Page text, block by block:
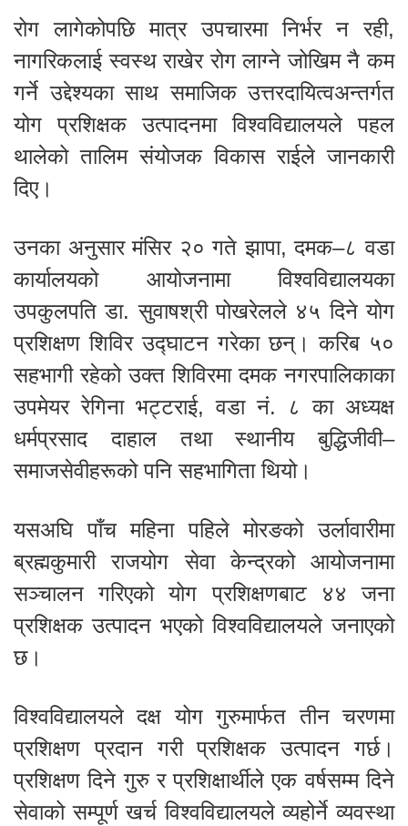
रोग लागेकोपछि मात्र उपचारमा निर्भर न रही,
नागरिकलाई स्वस्थ राखेर रोग लाग्ने जोखिम नै कम
गर्ने उद्देश्यका साथ समाजिक उत्तरदायित्वअन्तर्गत
योग प्रशिक्षक उत्पादनमा विश्वविद्यालयले पहल
थालेको तालिम संयोजक विकास राईले जानकारी
दिए।
उनका अनुसार मंसिर २० गते झापा, दमक–८ वडा
कार्यालयको आयोजनामा विश्वविद्यालयका
उपकुलपति डा. सुवाषश्री पोखरेलले ४५ दिने योग
प्रशिक्षण शिविर उद्घाटन गरेका छन्। करिब ५०
सहभागी रहेको उक्त शिविरमा दमक नगरपालिकाका
उपमेयर रेगिना भट्टराई, वडा नं. ८ का अध्यक्ष
धर्मप्रसाद दाहाल तथा स्थानीय बुद्धिजीवी–
समाजसेवीहरूको पनि सहभागिता थियो।
यसअघि पाँच महिना पहिले मोरङको उर्लावारीमा
ब्रह्मकुमारी राजयोग सेवा केन्द्रको आयोजनामा
सञ्चालन गरिएको योग प्रशिक्षणबाट ४४ जना
प्रशिक्षक उत्पादन भएको विश्वविद्यालयले जनाएको
छ।
विश्वविद्यालयले दक्ष योग गुरुमार्फत तीन चरणमा
प्रशिक्षण प्रदान गरी प्रशिक्षक उत्पादन गर्छ।
प्रशिक्षण दिने गुरु र प्रशिक्षार्थीले एक वर्षसम्म दिने
सेवाको सम्पूर्ण खर्च विश्वविद्यालयले व्यहोर्ने व्यवस्था